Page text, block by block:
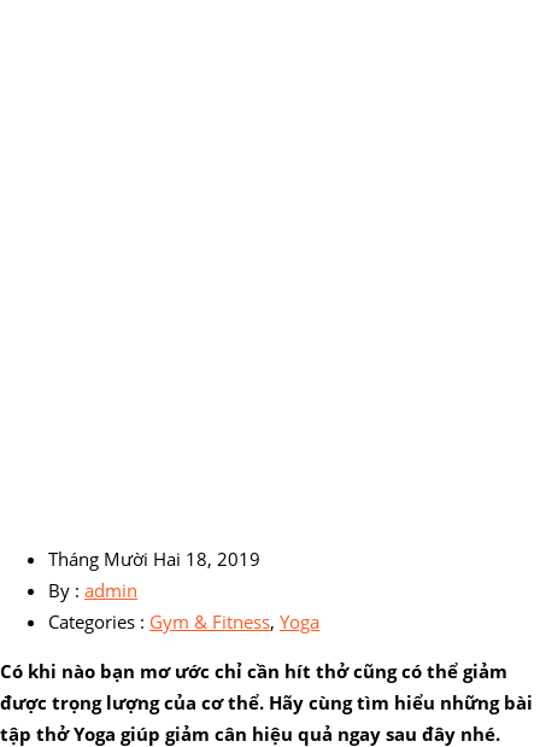
Tháng Mười Hai 18, 2019
By : admin
Categories : Gym & Fitness, Yoga
Có khi nào bạn mơ ước chỉ cần hít thở cũng có thể giảm
được trọng lượng của cơ thể. Hãy cùng tìm hiểu những bài
tập thở Yoga giúp giảm cân hiệu quả ngay sau đây nhé.